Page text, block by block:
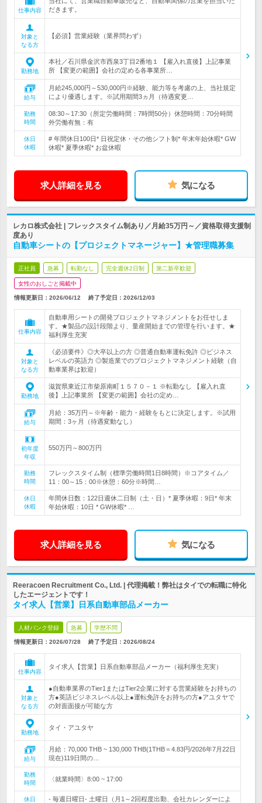
仕事内容
だきます。
対象と
なる方
【必須】営業経験（業界問わず）
勤務地
本社／石川県金沢市西泉3丁目2番地１ 【雇入れ直後】上記事業
所 【変更の範囲】会社の定める各事業所…
給与
月給245,000円～530,000円※経験、能力等を考慮の上、当社規定
により優遇します。※試用期間3ヵ月（待遇変更…
勤務
時間
08:30～17:30（所定労働時間：7時間50分）休憩時間：70分時間
外労働有無：有
休日
休暇
# 年間休日100日* 日祝定休・その他シフト制* 年末年始休暇* GW
休暇* 夏季休暇* お盆休暇
求人詳細を見る 気になる
レカロ株式会社 | フレックスタイム制あり／月給35万円～／資格取得支援制
度あり
自動車シートの【プロジェクトマネージャー】★管理職募集
正社員 急募 転勤なし 完全週休2日制 第二新卒歓迎
女性のおしごと掲載中
情報更新日：2026/06/12 終了予定日： 2026/12/03
仕事内容
自動車用シートの開発プロジェクトマネジメントをお任せしま
す。★製品の設計段階より、量産開始までの管理を行います。★
福利厚生充実
対象と
なる方
《必須要件》◎大卒以上の方 ◎普通自動車運転免許 ◎ビジネス
レベルの英語力 ◎製造業でのプロジェクトマネジメント経験（自
動車業界は歓迎）
勤務地
滋賀県東近江市柴原南町１５７０－１ ※転勤なし 【雇入れ直
後】上記事業所 【変更の範囲】会社の定め…
給与
月給：35万円～※年齢・能力・経験をもとに決定します。※試用
期間：3ヶ月（待遇変動なし）
初年度
年収
550万円～800万円
勤務
時間
フレックスタイム制（標準労働時間1日8時間）※コアタイム／
11：00～15：00※休憩：60分※時間…
休日
休暇
年間休日数：122日週休二日制（土・日）* 夏季休暇：9日* 年末
年始休暇：10日 * GW休暇* …
求人詳細を見る 気になる
Reeracoen Recruitment Co., Ltd. | 代理掲載！弊社はタイでの転職に特化
したエージェントです！
タイ求人【営業】日系自動車部品メーカー
人材バンク登録 急募 学歴不問
情報更新日：2026/07/28 終了予定日： 2026/08/24
仕事内容
タイ求人【営業】日系自動車部品メーカー（福利厚生充実）
対象と
なる方
●自動車業界のTier1またはTier2企業に対する営業経験をお持ちの
方●英語ビジネスレベル以上●運転免許をお持ちの方●アユタヤで
の対面面接が可能な方
勤務地
タイ・アユタヤ
給与
月給：70,000 THB ~ 130,000 THB(1THB＝4.83円/2026年7月22日
現在)119日間の…
勤務
時間
〈就業時間〉8:00 ~ 17:00
休日
- 毎週日曜日- 土曜日（月1～2回程度出勤、会社カレンダーによ